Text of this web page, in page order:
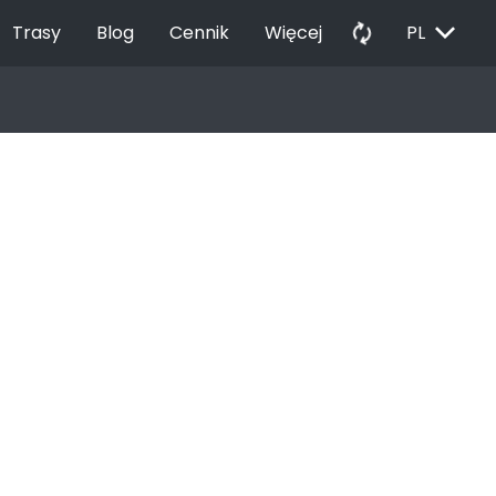
Trasy Blog Cennik Więcej autorenew PL EXPAND_MORE